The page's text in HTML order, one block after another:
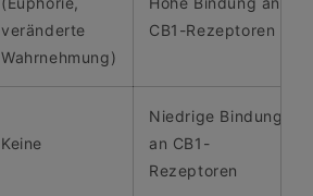
veränderte
Wahrnehmung)
CB1-Rezeptoren
Keine
Niedrige Bindung
an CB1-
Rezeptoren